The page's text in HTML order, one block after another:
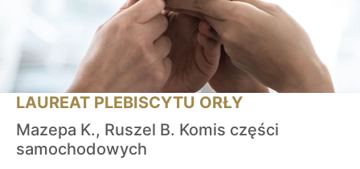
LAUREAT PLEBISCYTU ORŁY
Mazepa K., Ruszel B. Komis części
samochodowych